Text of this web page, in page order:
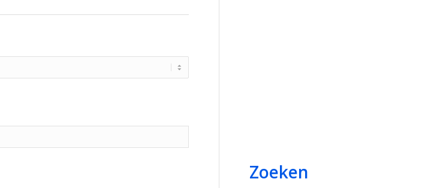
Zoeken